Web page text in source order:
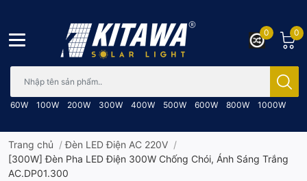
60W 100W 200W 300W 400W 500W 600W 800W 1000W
0
0
Trang chủ /Đèn LED Điện AC 220V /
[300W] Đèn Pha LED Điện 300W Chống Chói, Ánh Sáng Trắng
AC.DP01.300